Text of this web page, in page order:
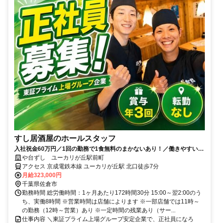
すし居酒屋のホールスタッフ
入社祝金60万円／1回の勤務で1食無料のまかないあり！／働きやすい環
境づくりに力を入れています◎
や台ずし ユーカリが丘駅前町
アクセス 京成電鉄本線 ユーカリが丘駅 北口徒歩7分
月給323,000円
千葉県佐倉市
勤務時間 総労働時間：1ヶ月あたり172時間30分 15:00～翌2:00のう
ち、実働8時間 ※営業時間は店舗によります ※一部店舗では11時～
の勤務（12時～営業）あり ※一定時間の残業あり（サー...
仕事内容 ＼東証プライム上場グループ安定企業で、正社員になろ